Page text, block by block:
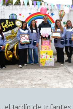
el Jardín de